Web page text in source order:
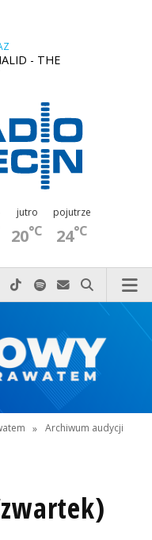
- THE
jutro
20°C
pojutrze
24°C
do nas zadzwoń
na Facebook-u
nas na X
Odwiedź nas na Instagram-ie
Odwiedź nas na TikTok-u
Szukaj nas na Spotify
Wyślij do nas
Szukaj
» Archiwum audycji